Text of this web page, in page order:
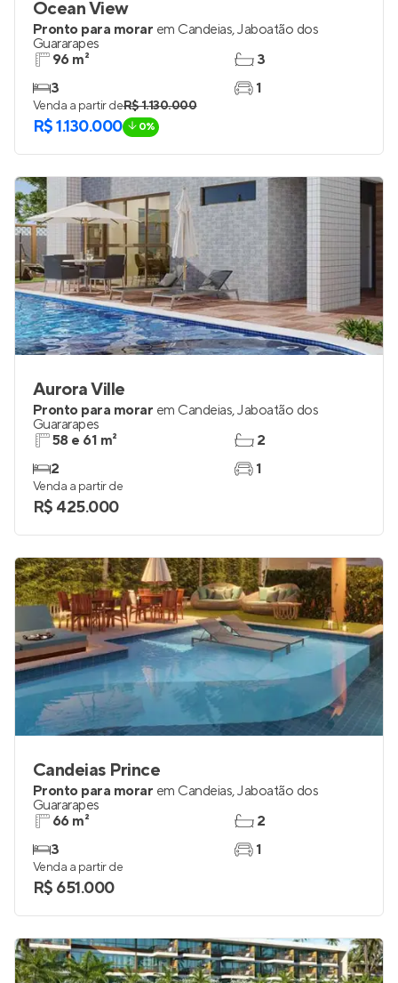
Ocean View
Pronto para morar em Candeias,Jaboatão dos
Guararapes
96 m²
3
3
1
Venda a partir deR$ 1.130.000
R$ 1.130.000 0%
Aurora Ville
Pronto para morar em Candeias,Jaboatão dos
Guararapes
58 e 61 m²
2
2
1
Venda a partir de
R$ 425.000
Candeias Prince
Pronto para morar em Candeias,Jaboatão dos
Guararapes
66 m²
3
2
1
Venda a partir de
R$ 651.000